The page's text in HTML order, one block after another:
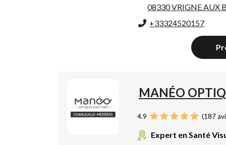
08330 VRIGNE AUX
+33324520157
MANÉO
4.9 (187
Expert en Santé